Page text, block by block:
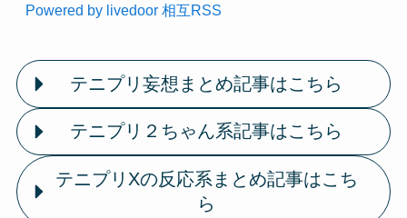
Powered by livedoor 相互RSS
テニプリ妄想まとめ記事はこちら
テニプリ２ちゃん系記事はこちら
テニプリXの反応系まとめ記事はこち
ら